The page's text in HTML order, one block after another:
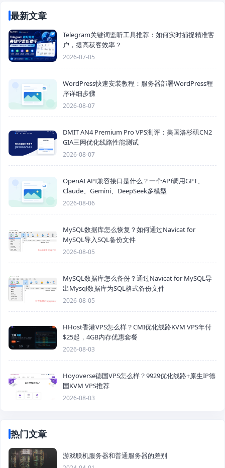
最新文章
Telegram关键词监听工具推荐：如何实时捕捉精准客
户，提高获客效率？
2026-07-05
WordPress快速安装教程：服务器部署WordPress程
序详细步骤
2026-08-07
DMIT AN4 Premium Pro VPS测评：美国洛杉矶CN2
GIA三网优化线路性能测试
2026-08-07
OpenAI API兼容接口是什么？一个API调用GPT、
Claude、Gemini、DeepSeek多模型
2026-08-06
MySQL数据库怎么恢复？如何通过Navicat for
MySQL导入SQL备份文件
2026-08-05
MySQL数据库怎么备份？通过Navicat for MySQL导
出Mysql数据库为SQL格式备份文件
2026-08-05
HHost香港VPS怎么样？CMI优化线路KVM VPS年付
$25起，4GB内存优惠套餐
2026-08-03
Hoyoverse德国VPS怎么样？9929优化线路+原生IP德
国KVM VPS推荐
2026-08-03
热门文章
游戏联机服务器和普通服务器的差别